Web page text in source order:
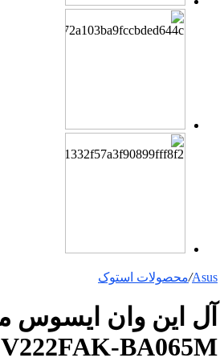
Asus
/محصولات استوک
V222FAK-BA065M